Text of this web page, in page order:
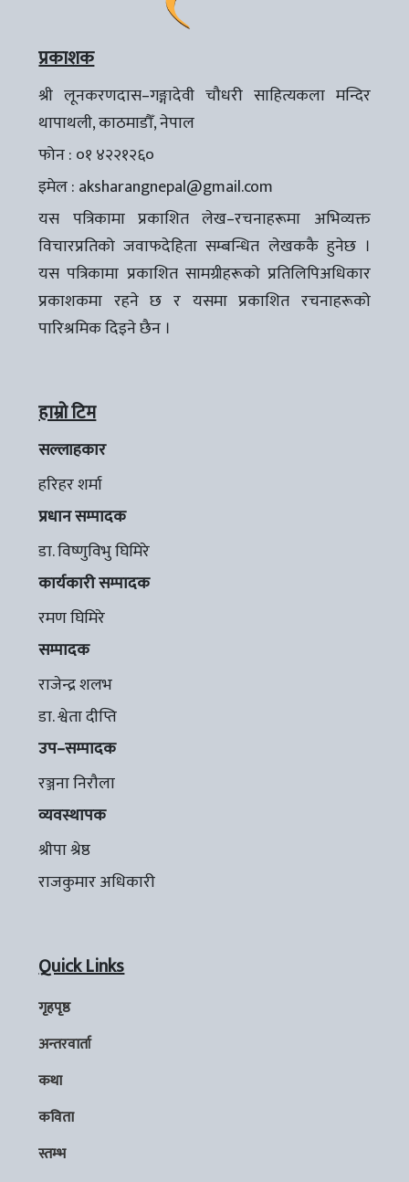
प्रकाशक
श्री लूनकरणदास–गङ्गादेवी चौधरी साहित्यकला मन्दिर
थापाथली, काठमाडौँ, नेपाल
फोन : ०१ ४२२१२६०
इमेल : aksharangnepal@gmail.com
यस पत्रिकामा प्रकाशित लेख–रचनाहरूमा अभिव्यक्त
विचारप्रतिको जवाफदेहिता सम्बन्धित लेखककै हुनेछ ।
यस पत्रिकामा प्रकाशित सामग्रीहरूको प्रतिलिपिअधिकार
प्रकाशकमा रहने छ र यसमा प्रकाशित रचनाहरूको
पारिश्रमिक दिइने छैन ।
हाम्रो टिम
सल्लाहकार
हरिहर शर्मा
प्रधान सम्पादक
डा. विष्णुविभु घिमिरे
कार्यकारी सम्पादक
रमण घिमिरे
सम्पादक
राजेन्द्र शलभ
डा. श्वेता दीप्ति
उप–सम्पादक
रञ्जना निरौला
व्यवस्थापक
श्रीपा श्रेष्ठ
राजकुमार अधिकारी
Quick Links
गृहपृष्ठ
अन्तरवार्ता
कथा
कविता
स्तम्भ